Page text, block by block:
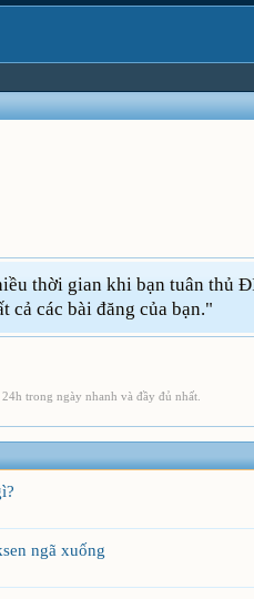
thời gian khi bạn tuân thủ
cả các bài đăng của bạn."
trong ngày nhanh và đầy đủ nhất.
ngã xuống